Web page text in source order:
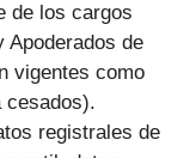
de los cargos
Apoderados de
vigentes como
cesados).
registrales de